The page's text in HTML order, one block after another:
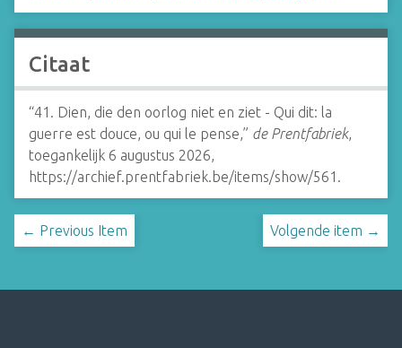
Citaat
“41. Dien, die den oorlog niet en ziet - Qui dit: la
guerre est douce, ou qui le pense,” de Prentfabriek,
toegankelijk 6 augustus 2026,
https://archief.prentfabriek.be/items/show/561 .
← Previous Item Volgende item →